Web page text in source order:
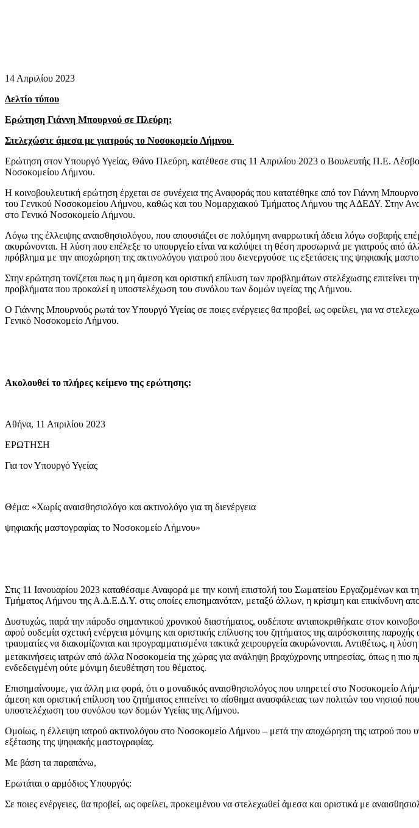
14 Απριλίου 2023
Δελτίο τύπου
Ερώτηση Γιάννη Μπουρνού σε Πλεύρη:
Στελεχώστε άμεσα με γιατρούς το Νοσοκομείο Λήμνου
Ερώτηση στον Υπουργό Υγείας, Θάνο Πλεύρη, κατέθεσε στις 11 Απριλίου 2023 ο Βουλευτής Π.Ε.
Νοσοκομείου Λήμνου.
Η κοινοβουλευτική ερώτηση έρχεται σε συνέχεια της Αναφοράς που κατατέθηκε από τον Γιάννη
του Γενικού Νοσοκομείου Λήμνου, καθώς και του Νομαρχιακού Τμήματος Λήμνου της ΑΔΕΔΥ. Στην
στο Γενικό Νοσοκομείο Λήμνου.
Λόγω της έλλειψης αναισθησιολόγου, που απουσιάζει σε πολύμηνη αναρρωτική άδεια λόγω σοβαρής
ακυρώνονται. Η λύση που επέλεξε το υπουργείο είναι να καλύψει τη θέση προσωρινά με γιατρούς από
πρόβλημα με την αποχώρηση της ακτινολόγου γιατρού που διενεργούσε τις εξετάσεις της ψηφιακής
Στην ερώτηση τονίζεται πως η μη άμεση και οριστική επίλυση των προβλημάτων στελέχωσης επιτείνει
προβλήματα που προκαλεί η υποστελέχωση του συνόλου των δομών υγείας της Λήμνου.
Ο Γιάννης Μπουρνούς ρωτά τον Υπουργό Υγείας σε ποιες ενέργειες θα προβεί, ως οφείλει, για να
Γενικό Νοσοκομείο Λήμνου.
Ακολουθεί το πλήρες κείμενο της ερώτησης:
Αθήνα, 11 Απριλίου 2023
ΕΡΩΤΗΣΗ
Για τον Υπουργό Υγείας
Θέμα: «Χωρίς αναισθησιολόγο και ακτινολόγο για τη διενέργεια
ψηφιακής μαστογραφίας το Νοσοκομείο Λήμνου»
Στις 11 Ιανουαρίου 2023 καταθέσαμε Αναφορά με την κοινή επιστολή του Σωματείου Εργαζομένων
Τμήματος Λήμνου της Α.Δ.Ε.Δ.Υ. στις οποίες επισημαινόταν, μεταξύ άλλων, η κρίσιμη και επικίνδυνη
Δυστυχώς, παρά την πάροδο σημαντικού χρονικού διαστήματος, ουδέποτε ανταποκριθήκατε στον
αφού ουδεμία σχετική ενέργεια μόνιμης και οριστικής επίλυσης του ζητήματος της απρόσκοπτης
τραυματίες να διακομίζονται και προγραμματισμένα τακτικά χειρουργεία ακυρώνονται. Αντιθέτως, η
μετακινήσεις ιατρών από άλλα Νοσοκομεία της χώρας για ανάληψη βραχύχρονης υπηρεσίας, όπως η
ενδεδειγμένη ούτε μόνιμη διευθέτηση του θέματος.
Επισημαίνουμε, για άλλη μια φορά, ότι ο μοναδικός αναισθησιολόγος που υπηρετεί στο Νοσοκομείο
άμεση και οριστική επίλυση του ζητήματος επιτείνει το αίσθημα ανασφάλειας των πολιτών του
υποστελέχωση του συνόλου των δομών Υγείας της Λήμνου.
Ομοίως, η έλλειψη ιατρού ακτινολόγου στο Νοσοκομείο Λήμνου – μετά την αποχώρηση της ιατρού που
εξέτασης της ψηφιακής μαστογραφίας.
Με βάση τα παραπάνω,
Ερωτάται ο αρμόδιος Υπουργός:
Σε ποιες ενέργειες, θα προβεί, ως οφείλει, προκειμένου να στελεχωθεί άμεσα και οριστικά με